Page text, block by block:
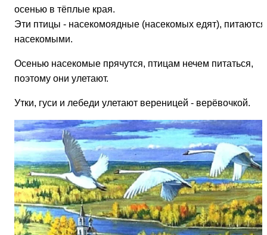
осенью в тёплые края.
Эти птицы - насекомоядные (насекомых едят), питаются
насекомыми.
Осенью насекомые прячутся, птицам нечем питаться,
поэтому они улетают.
Утки, гуси и лебеди улетают вереницей - верёвочкой.